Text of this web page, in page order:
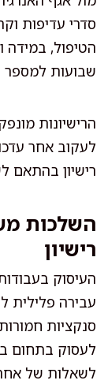
סדרי עדיפות
הטיפול, במידה
שבועות למספר
הרישיונות
לעקוב אחר
רישיון בהתאם
השלכות
רישיון
העיסוק
סנקציות
לעסוק בתחום
לשאלות של